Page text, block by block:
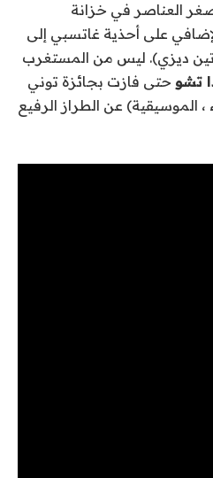
العناصر في خزانة
على أحذية غاتسبي إلى
ديزي). ليس من المستغرب
تشو حتى فازت بجائزة توني
، الموسيقية) عن الطراز الرفيع